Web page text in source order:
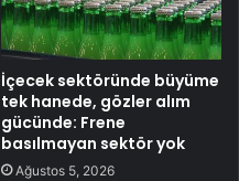
İçecek sektöründe büyüme
tek hanede, gözler alım
gücünde: Frene
basılmayan sektör yok
Ağustos 5, 2026